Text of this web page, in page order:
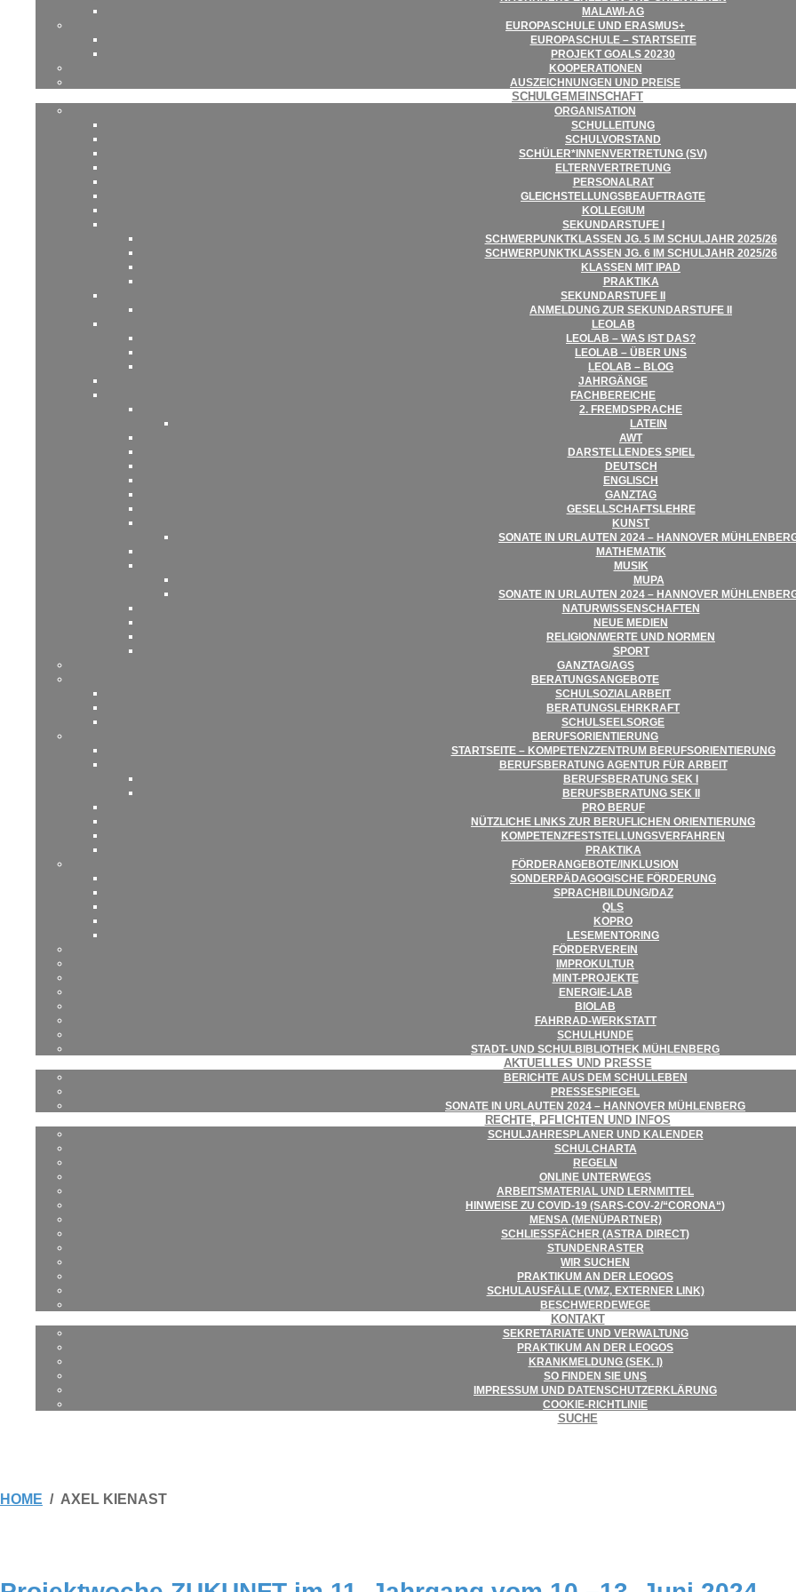
MALAWI-AG
EURO­PA­SCHULE UND ERASMUS+
EURO­PA­SCHULE – STARTSEITE
PRO­JEKT GOALS 20230
KOOPE­RA­TIO­NEN
AUS­ZEICH­NUN­GEN UND PREISE
SCHUL­GE­MEIN­SCHAFT
ORGA­NI­SA­TION
SCHUL­LEI­TUNG
SCHUL­VOR­STAND
SCHÜLER*INNENVERTRETUNG (SV)
ELTERN­VER­TRE­TUNG
PER­SO­NAL­RAT
GLEICH­STEL­LUNGS­BE­AUF­TRAGTE
KOL­LE­GIUM
SEKUN­DAR­STUFE I
SCHWER­PUNKT­KLAS­SEN JG. 5 IM SCHUL­JAHR 2025/​​26
SCHWER­PUNKT­KLAS­SEN JG. 6 IM SCHUL­JAHR 2025/​​26
KLAS­SEN MIT IPAD
PRAK­TIKA
SEKUN­DAR­STUFE II
ANMEL­DUNG ZUR SEKUN­DAR­STUFE II
LEO­LAB
LEO­LAB – WAS IST DAS?
LEO­LAB – ÜBER UNS
LEO­LAB – BLOG
JAHR­GÄNGE
FACH­BE­REI­CHE
2. FREMD­SPRA­CHE
LATEIN
AWT
DAR­STEL­LEN­DES SPIEL
DEUTSCH
ENG­LISCH
GANZ­TAG
GESELL­SCHAFTS­LEHRE
KUNST
SONATE IN URLAU­TEN 2024 – HAN­NO­VER
MATHE­MA­TIK
MUSIK
MUPA
SONATE IN URLAU­TEN 2024 – HAN­NO­VER
NATUR­WIS­SEN­SCHAF­TEN
NEUE MEDIEN
RELIGION/​​WERTE UND NORMEN
SPORT
GANZTAG/​​AGS
BERA­TUNGS­AN­GE­BOTE
SCHUL­SO­ZI­AL­AR­BEIT
BERA­TUNGS­LEHR­KRAFT
SCHUL­SEEL­SORGE
BERUFS­ORI­EN­TIE­RUNG
START­SEITE – KOM­PE­TENZ­ZEN­TRUM BERUFSORIENTIERUNG
BERUFS­BE­RA­TUNG AGEN­TUR FÜR ARBEIT
BERUFS­BE­RA­TUNG SEK I
BERUFS­BE­RA­TUNG SEK II
PRO BERUF
NÜTZ­LI­CHE LINKS ZUR BERUF­LI­CHEN ORIENTIERUNG
KOM­PE­TENZ­FEST­STEL­LUNGS­VER­FAH­REN
PRAK­TIKA
FÖRDERANGEBOTE/​​INKLUSION
SON­DER­PÄD­AGO­GI­SCHE FÖRDERUNG
SPRACHBILDUNG/​​DAZ
QLS
KOPRO
LESE­MEN­TO­RING
FÖR­DER­VER­EIN
IMPRO­KUL­TUR
MINT-PRO­­JEKTE
ENER­­GIE-LAB
BIO­LAB
FAHR­RAD-WER­K­STATT
SCHUL­HUNDE
STADT- UND SCHUL­BI­BLIO­THEK MÜHLENBERG
AKTU­EL­LES UND PRESSE
BERICHTE AUS DEM SCHULLEBEN
PRES­SE­SPIE­GEL
SONATE IN URLAU­TEN 2024 – HAN­NO­VER MÜHLENBERG
RECHTE, PFLICH­TEN UND INFOS
SCHUL­JAH­RES­PLA­NER UND KALENDER
SCHUL­CHARTA
REGELN
ONLINE UNTER­WEGS
ARBEITS­MA­TE­RIAL UND LERNMITTEL
HIN­WEISE ZU COVID-19 (SARS-COV‑2/“CORONA“)
MENSA (MENÜ­PART­NER)
SCHLIESS­FÄ­CHER (ASTRA DIRECT)
STUN­DEN­RAS­TER
WIR SUCHEN
PRAK­TI­KUM AN DER LEOGOS
SCHUL­AUS­FÄLLE (VMZ, EXTER­NER LINK)
BESCHWER­DE­WEGE
KON­TAKT
SEKRE­TA­RIATE UND VERWALTUNG
PRAK­TI­KUM AN DER LEOGOS
KRANK­MEL­DUNG (SEK. I)
SO FIN­DEN SIE UNS
IMPRES­SUM UND DATENSCHUTZERKLÄRUNG
COO­KIE-RICHT­LI­NIE
SUCHE
HOME AXEL KIENAST